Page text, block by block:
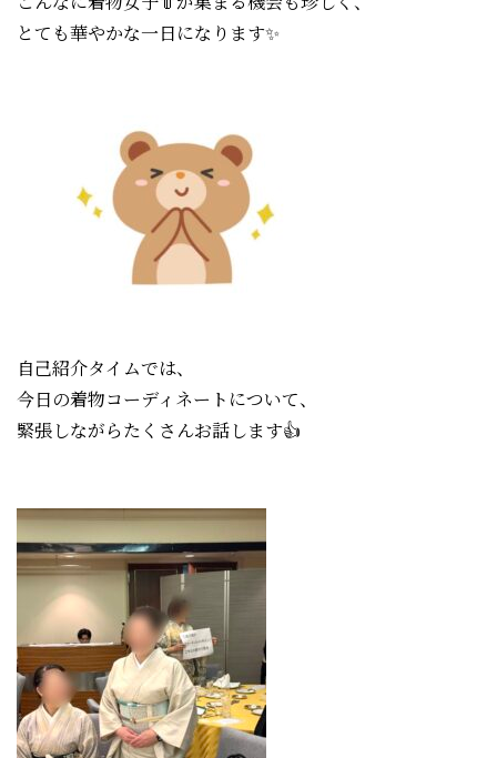
とても華やかな一日になります✨
自己紹介タイムでは、
今日の着物コーディネートについて、
緊張しながらたくさんお話します👍